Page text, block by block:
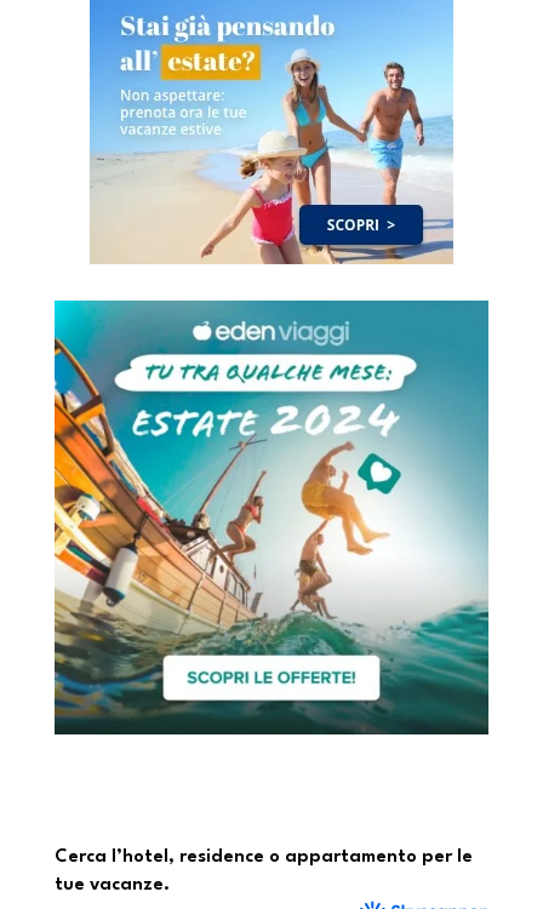
Cerca l’hotel, residence o appartamento per le
tue vacanze.